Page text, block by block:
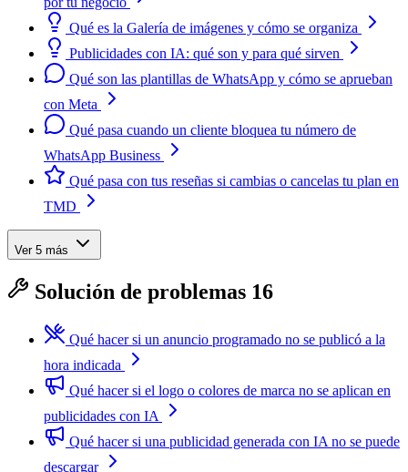
Qué es la Galería de imágenes y cómo se organiza
Publicidades con IA: qué son y para qué sirven
Qué son las plantillas de WhatsApp y cómo se aprueban
con Meta
Qué pasa cuando un cliente bloquea tu número de
WhatsApp Business
Qué pasa con tus reseñas si cambias o cancelas tu plan en
TMD
Ver 5 más
Solución de problemas 16
Qué hacer si un anuncio programado no se publicó a la
hora indicada
Qué hacer si el logo o colores de marca no se aplican en
publicidades con IA
Qué hacer si una publicidad generada con IA no se puede
descargar